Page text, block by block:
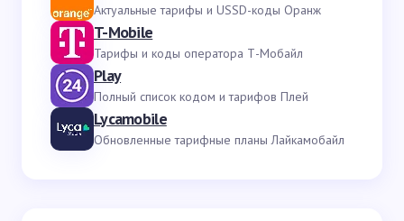
Актуальные тарифы и USSD-коды Оранж
T-Mobile
Тарифы и коды оператора Т-Мобайл
Play
Полный список кодом и тарифов Плей
Lycamobile
Обновленные тарифные планы Лайкамобайл